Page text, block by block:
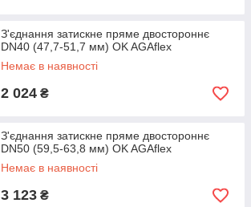
З'єднання затискне пряме двостороннє
DN40 (47,7-51,7 мм) OK AGAflex
Немає в наявності
2 024 ₴
З'єднання затискне пряме двостороннє
DN50 (59,5-63,8 мм) OK AGAflex
Немає в наявності
3 123 ₴